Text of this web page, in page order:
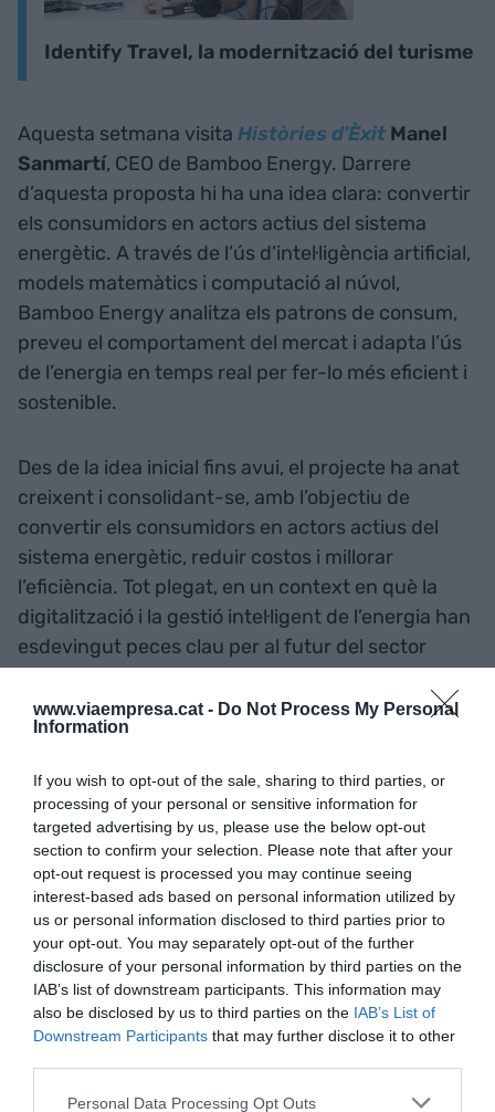
www.viaempresa.cat - Do Not Process My Personal
Information
If you wish to opt-out of the sale, sharing to third parties, or
processing of your personal or sensitive information for
targeted advertising by us, please use the below opt-out
section to confirm your selection. Please note that after your
opt-out request is processed you may continue seeing
interest-based ads based on personal information utilized by
us or personal information disclosed to third parties prior to
your opt-out. You may separately opt-out of the further
disclosure of your personal information by third parties on the
IAB’s list of downstream participants. This information may
also be disclosed by us to third parties on the IAB’s List of
Downstream Participants that may further disclose it to other
Personal Data Processing Opt Outs
Identify Travel, la modernització del turisme
Aquesta setmana visita Històries d'Èxit Manel
Sanmartí, CEO de Bamboo Energy. Darrere
d’aquesta proposta hi ha una idea clara: convertir
els consumidors en actors actius del sistema
energètic. A través de l’ús d’intel·ligència artificial,
models matemàtics i computació al núvol,
Bamboo Energy analitza els patrons de consum,
preveu el comportament del mercat i adapta l’ús
de l’energia en temps real per fer-lo més eficient i
sostenible.
Des de la idea inicial fins avui, el projecte ha anat
creixent i consolidant-se, amb l’objectiu de
convertir els consumidors en actors actius del
sistema energètic, reduir costos i millorar
l’eficiència. Tot plegat, en un context en què la
digitalització i la gestió intel·ligent de l’energia han
esdevingut peces clau per al futur del sector
Music
Amazon Music